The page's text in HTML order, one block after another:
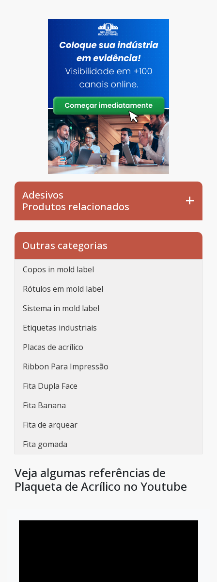
Adesivos
Produtos relacionados
Outras categorias
Copos in mold label
Rótulos em mold label
Sistema in mold label
Etiquetas industriais
Placas de acrílico
Ribbon Para Impressão
Fita Dupla Face
Fita Banana
Fita de arquear
Fita gomada
Veja algumas referências de
Plaqueta de Acrílico no Youtube